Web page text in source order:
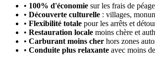
• 100% d'économie sur les frais de péage
• Découverte culturelle : villages,
• Flexibilité totale pour les arrêts et
• Restauration locale moins chère et
• Carburant moins cher hors zones
• Conduite plus relaxante avec moins